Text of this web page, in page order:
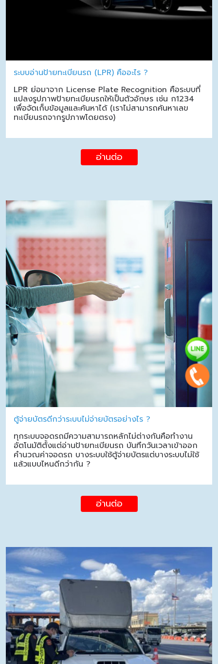
ระบบอ่านป้ายทะเบียนรถ (LPR) คืออะไร ?
LPR ย่อมาจาก License Plate Recognition คือระบบที่
แปลงรูปภาพป้ายทะเบียนรถให้เป็นตัวอักษร เช่น ก1234
เพื่อจัดเก็บข้อมูลและค้นหาได้ (เราไม่สามารถค้นหาเลข
ทะเบียนรถจากรูปภาพโดยตรง)
อ่านต่อ
ตู้จ่ายบัตรดีกว่าระบบไม่จ่ายบัตรอย่างไร ?
ทุกระบบจอดรถมีความสามารถหลักไม่ต่างกันคือทำงาน
อัตโนมัติตั้งแต่อ่านป้ายทะเบียนรถ บันทึกวันเวลาเข้าออก
คำนวณค่าจอดรถ บางระบบใช้ตู้จ่ายบัตรแต่บางระบบไม่ใช้
แล้วแบบไหนดีกว่ากัน ?
อ่านต่อ